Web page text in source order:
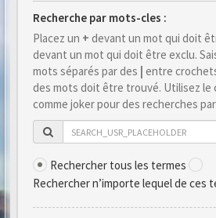
Recherche par mots-cles :
Placez un + devant un mot qui doit
devant un mot qui doit être exclu.
mots séparés par des | entre
des mots doit être trouvé. Utilisez le
comme joker pour des recherches
Rechercher tous les termes
Rechercher n’importe lequel de ces